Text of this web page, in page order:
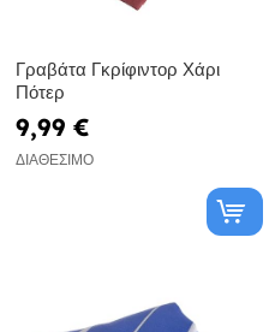
Γραβάτα Γκρίφιντορ Χάρι
Πότερ
9,99 €
ΔΙΑΘΈΣΙΜΟ